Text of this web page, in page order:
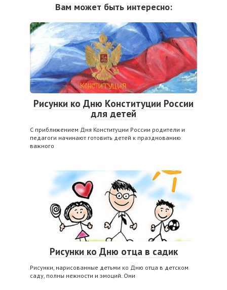
Вам может быть интересно:
Рисунки ко Дню Конституции России
для детей
С приближением Дня Конституции России родители и
педагоги начинают готовить детей к празднованию
важного
Рисунки ко Дню отца в садик
Рисунки, нарисованные детьми ко Дню отца в детском
саду, полны нежности и эмоций. Они